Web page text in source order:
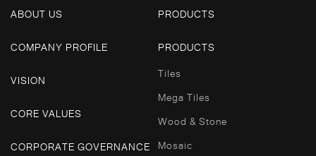
ABOUT US
COMPANY PROFILE
VISION
CORE VALUES
CORPORATE GOVERNANCE
PRODUCTS
PRODUCTS
Tiles
Mega Tiles
Wood & Stone
Mosaic